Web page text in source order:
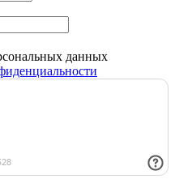
данных